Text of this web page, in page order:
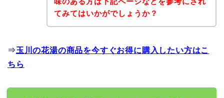
てみてはいかがでしょうか？
⇒玉川の花湯の商品を今すぐお得に購入したい方はこ
ちら